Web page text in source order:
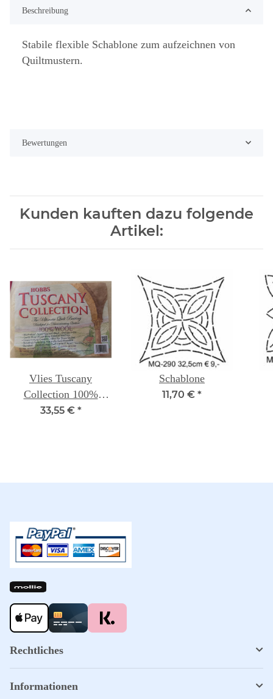
Beschreibung
Stabile flexible Schablone zum aufzeichnen von
Quiltmustern.
Bewertungen
Kunden kauften dazu folgende
Artikel:
Vlies Tuscany
Collection 100%
Wolle Throw 152 X
33,55 € *
Schablone
11,70 € *
Rechtliches
Informationen